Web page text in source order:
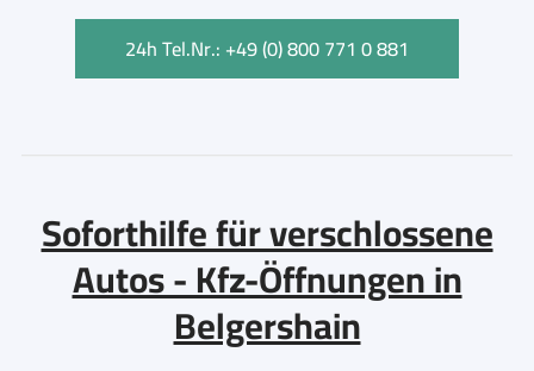
24h Tel.Nr.: +49 (0) 800 771 0 881
Soforthilfe für verschlossene
Autos - Kfz-Öffnungen in
Belgershain